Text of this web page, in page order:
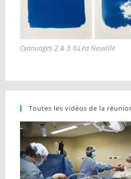
Cyanuages 2 & 3 ©Léa Neuville
Toutes les vidéos de la